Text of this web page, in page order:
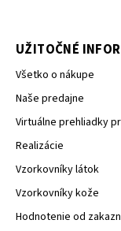
UŽITOČNÉ
Všetko o nákupe
Naše predajne
Virtuálne prehliadky
Realizácie
Vzorkovníky látok
Vzorkovníky kože
Hodnotenie od